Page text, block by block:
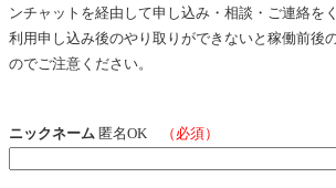
ンチャットを経由して申し込み・相談・ご連絡を
利用申し込み後のやり取りができないと稼働前後
のでご注意ください。
ニックネーム 匿名OK （必須）